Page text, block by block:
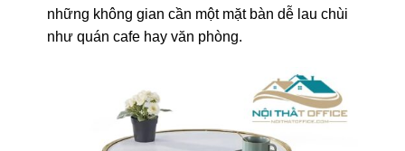
những không gian cần một mặt bàn dễ lau chùi
như quán cafe hay văn phòng.